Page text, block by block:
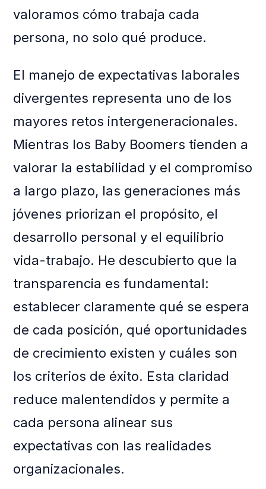
valoramos cómo trabaja cada
persona, no solo qué produce.
El manejo de expectativas laborales
divergentes representa uno de los
mayores retos intergeneracionales.
Mientras los Baby Boomers tienden a
valorar la estabilidad y el compromiso
a largo plazo, las generaciones más
jóvenes priorizan el propósito, el
desarrollo personal y el equilibrio
vida-trabajo. He descubierto que la
transparencia es fundamental:
establecer claramente qué se espera
de cada posición, qué oportunidades
de crecimiento existen y cuáles son
los criterios de éxito. Esta claridad
reduce malentendidos y permite a
cada persona alinear sus
expectativas con las realidades
organizacionales.